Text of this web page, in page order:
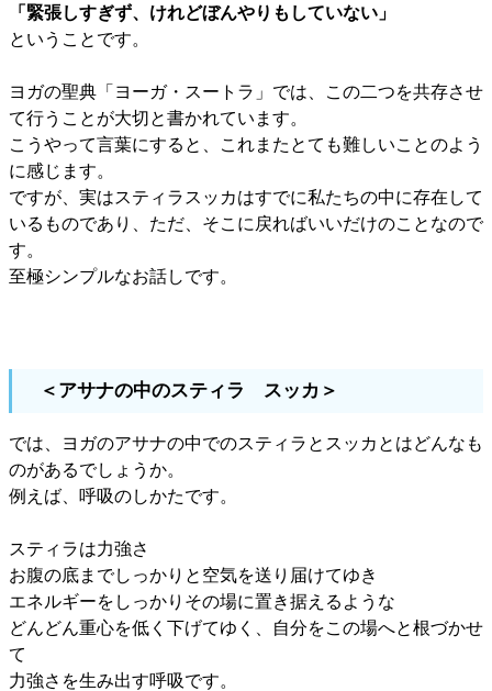
「緊張しすぎず、けれどぼんやりもしていない」
ということです。
ヨガの聖典「ヨーガ・スートラ」では、この二つを共存させ
て行うことが大切と書かれています。
こうやって言葉にすると、これまたとても難しいことのよう
に感じます。
ですが、実はスティラスッカはすでに私たちの中に存在して
いるものであり、ただ、そこに戻ればいいだけのことなので
す。
至極シンプルなお話しです。
＜アサナの中のスティラ スッカ＞
では、ヨガのアサナの中でのスティラとスッカとはどんなも
のがあるでしょうか。
例えば、呼吸のしかたです。
スティラは力強さ
お腹の底までしっかりと空気を送り届けてゆき
エネルギーをしっかりその場に置き据えるような
どんどん重心を低く下げてゆく、自分をこの場へと根づかせ
て
力強さを生み出す呼吸です。